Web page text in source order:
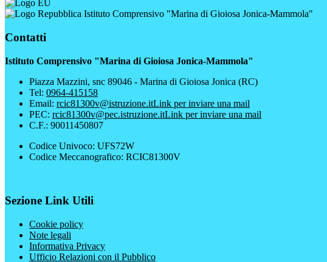
Istituto Comprensivo "Marina di Gioiosa Jonica-Mammola"
Contatti
Istituto Comprensivo "Marina di Gioiosa Jonica-Mammola"
Piazza Mazzini, snc 89046 - Marina di Gioiosa Jonica (RC)
Tel: 0964-415158
Email: rcic81300v@istruzione.itLink per inviare una mail
PEC: rcic81300v@pec.istruzione.itLink per inviare una mail
C.F.: 90011450807
Codice Univoco: UFS72W
Codice Meccanografico: RCIC81300V
Sezione Link Utili
Cookie policy
Note legali
Informativa Privacy
Ufficio Relazioni con il Pubblico